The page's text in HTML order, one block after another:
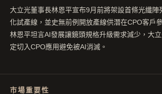
大立光董事長林恩平宣布9月前將架設首條光纖陣
化試產線，並史無前例開放產線供潛在CPO客戶
林恩平坦言AI發展讓鏡頭規格升級需求減少，大
定切入CPO應用避免被AI消滅。
市場重要性